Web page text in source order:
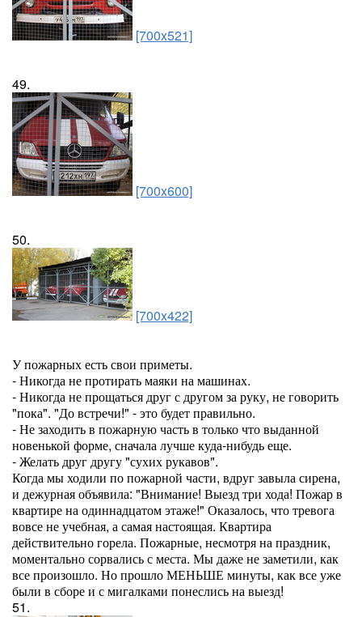
[700x521]
49.
[700x600]
50.
[700x422]
У пожарных есть свои приметы.
- Никогда не протирать маяки на машинах.
- Никогда не прощаться друг с другом за руку, не говорить
"пока". "До встречи!" - это будет правильно.
- Не заходить в пожарную часть в только что выданной
новенькой форме, сначала лучше куда-нибудь еще.
- Желать друг другу "сухих рукавов".
Когда мы ходили по пожарной части, вдруг завыла сирена,
и дежурная объявила: "Внимание! Выезд три хода! Пожар в
квартире на одиннадцатом этаже!" Оказалось, что тревога
вовсе не учебная, а самая настоящая. Квартира
действительно горела. Пожарные, несмотря на праздник,
моментально сорвались с места. Мы даже не заметили, как
все произошло. Но прошло МЕНЬШЕ минуты, как все уже
были в сборе и с мигалками понеслись на выезд!
51.